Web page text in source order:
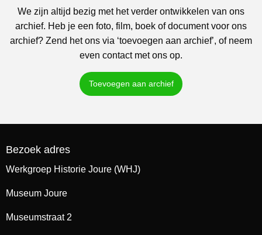
We zijn altijd bezig met het verder ontwikkelen van ons
archief. Heb je een foto, film, boek of document voor ons
archief? Zend het ons via ‘toevoegen aan archief’, of neem
even contact met ons op.
Toevoegen aan archief
Bezoek adres
Werkgroep Historie Joure (WHJ)
Museum Joure
Museumstraat 2